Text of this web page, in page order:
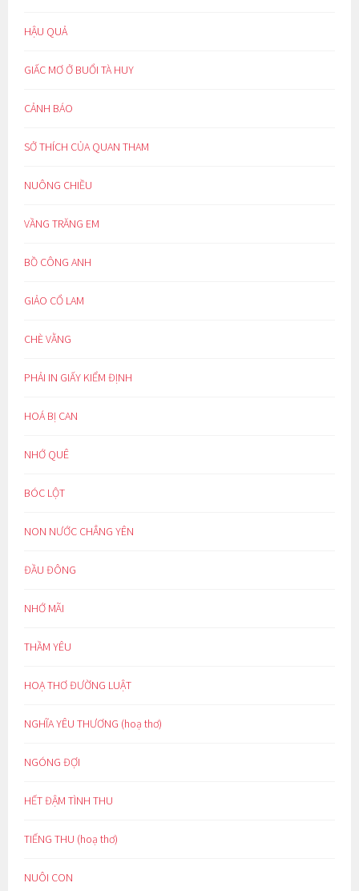
HẬU QUẢ
GIẤC MƠ Ở BUỔI TÀ HUY
CẢNH BÁO
SỞ THÍCH CỦA QUAN THAM
NUÔNG CHIỀU
VẦNG TRĂNG EM
BỒ CÔNG ANH
GIẢO CỔ LAM
CHÈ VẰNG
PHẢI IN GIẤY KIỂM ĐỊNH
HOÁ BỊ CAN
NHỚ QUÊ
BÓC LỘT
NON NƯỚC CHẲNG YÊN
ĐẦU ĐÔNG
NHỚ MÃI
THẦM YÊU
HOẠ THƠ ĐƯỜNG LUẬT
NGHĨA YÊU THƯƠNG (hoạ thơ)
NGÓNG ĐỢI
HẾT ĐẬM TÌNH THU
TIẾNG THU (hoạ thơ)
NUÔI CON